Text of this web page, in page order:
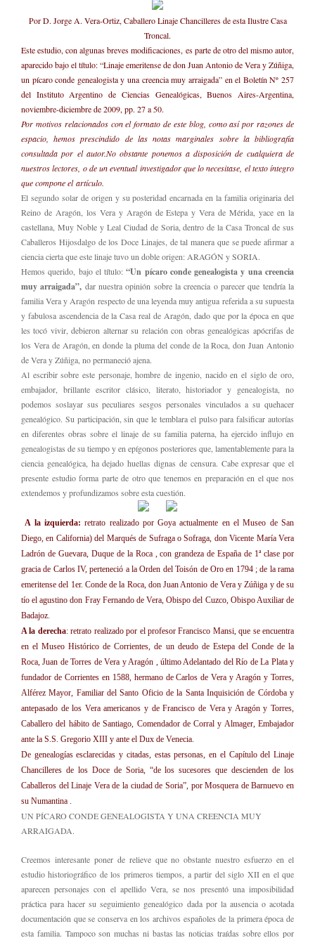
Por D. Jorge A. Vera-Ortiz, Caballero Linaje Chancilleres de esta Ilustre Casa
Troncal.
Este estudio, con algunas breves modificaciones, es parte de otro del mismo autor,
aparecido bajo el título: “Linaje emeritense de don Juan Antonio de Vera y Zúñiga,
un pícaro conde genealogista y una creencia muy arraigada” en el Boletín Nº 257
del Instituto Argentino de Ciencias Genealógicas, Buenos Aires-Argentina,
noviembre-diciembre de 2009, pp. 27 a 50.
Por motivos relacionados con el formato de este blog, como así por razones de
espacio, hemos prescindido de las notas marginales sobre la bibliografía
consultada por el autor.No obstante ponemos a disposición de cualquiera de
nuestros lectores, o de un eventual investigador que lo necesitase, el texto íntegro
que compone el artículo.
El segundo solar de origen y su posteridad encarnada en la familia originaria del
Reino de Aragón, los Vera y Aragón de Estepa y Vera de Mérida, yace en la
castellana, Muy Noble y Leal Ciudad de Soria, dentro de la Casa Troncal de sus
Caballeros Hijosdalgo de los Doce Linajes, de tal manera que se puede afirmar a
ciencia cierta que este linaje tuvo un doble origen: ARAGÓN y SORIA.
Hemos querido, bajo el título:“Un pícaro conde genealogista y una creencia
muy arraigada”, dar nuestra opinión sobre la creencia o parecer que tendría la
familia Vera y Aragón respecto de una leyenda muy antigua referida a su supuesta
y fabulosa ascendencia de la Casa real de Aragón, dado que por la época en que
les tocó vivir, debieron alternar su relación con obras genealógicas apócrifas de
los Vera de Aragón, en donde la pluma del conde de la Roca, don Juan Antonio
de Vera y Zúñiga, no permaneció ajena.
Al escribir sobre este personaje, hombre de ingenio, nacido en el siglo de oro,
embajador, brillante escritor clásico, literato, historiador y genealogista, no
podemos soslayar sus peculiares sesgos personales vinculados a su quehacer
genealógico. Su participación, sin que le temblara el pulso para falsificar autorías
en diferentes obras sobre el linaje de su familia paterna, ha ejercido influjo en
genealogistas de su tiempo y en epígonos posteriores que, lamentablemente para la
ciencia genealógica, ha dejado huellas dignas de censura. Cabe expresar que el
presente estudio forma parte de otro que tenemos en preparación en el que nos
extendemos y profundizamos sobre esta cuestión.
A la izquierda: retrato realizado por Goya actualmente en el Museo de San
Diego, en California) del Marqués de Sufraga o Sofraga, don Vicente María Vera
Ladrón de Guevara, Duque de la Roca , con grandeza de España de 1ª clase por
gracia de Carlos IV, perteneció a la Orden del Toisón de Oro en 1794 ; de la rama
emeritense del 1er. Conde de la Roca, don Juan Antonio de Vera y Zúñiga y de su
tío el agustino don Fray Fernando de Vera, Obispo del Cuzco, Obispo Auxiliar de
Badajoz.
A la derecha: retrato realizado por el profesor Francisco Mansi, que se encuentra
en el Museo Histórico de Corrientes, de un deudo de Estepa del Conde de la
Roca, Juan de Torres de Vera y Aragón , último Adelantado del Río de La Plata y
fundador de Corrientes en 1588, hermano de Carlos de Vera y Aragón y Torres,
Alférez Mayor, Familiar del Santo Oficio de la Santa Inquisición de Córdoba y
antepasado de los Vera americanos y de Francisco de Vera y Aragón y Torres,
Caballero del hábito de Santiago, Comendador de Corral y Almager, Embajador
ante la S.S. Gregorio XIII y ante el Dux de Venecia.
De genealogías esclarecidas y citadas, estas personas, en el Capítulo del Linaje
Chancilleres de los Doce de Soria, “de los sucesores que descienden de los
Caballeros del Linaje Vera de la ciudad de Soria”, por Mosquera de Barnuevo en
su Numantina .
UN PÍCARO CONDE GENEALOGISTA Y UNA CREENCIA MUY
ARRAIGADA.
Creemos interesante poner de relieve que no obstante nuestro esfuerzo en el
estudio historiográfico de los primeros tiempos, a partir del siglo XII en el que
aparecen personajes con el apellido Vera, se nos presentó una imposibilidad
práctica para hacer su seguimiento genealógico dada por la ausencia o acotada
documentación que se conserva en los archivos españoles de la primera época de
esta familia. Tampoco son muchas ni bastas las noticias traídas sobre ellos por